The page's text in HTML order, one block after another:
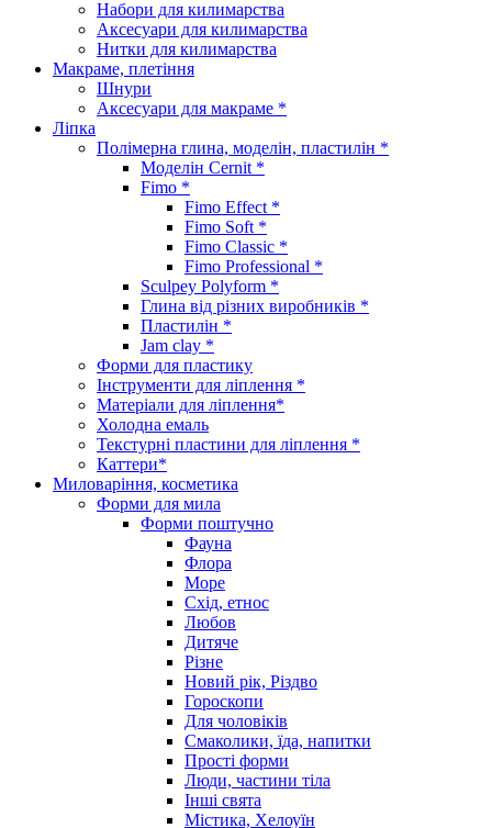
Набори для килимарства
Аксесуари для килимарства
Нитки для килимарства
Макраме, плетіння
Шнури
Аксесуари для макраме *
Ліпка
Полімерна глина, моделін, пластилін *
Моделін Cernit *
Fimo *
Fimo Effect *
Fimo Soft *
Fimo Classic *
Fimo Professional *
Sculpey Polyform *
Глина від різних виробників *
Пластилін *
Jam clay *
Форми для пластику
Інструменти для ліплення *
Матеріали для ліплення*
Холодна емаль
Текстурні пластини для ліплення *
Каттери*
Миловаріння, косметика
Форми для мила
Форми поштучно
Фауна
Флора
Море
Схід, етнос
Любов
Дитяче
Різне
Новий рік, Різдво
Гороскопи
Для чоловіків
Смаколики, їда, напитки
Прості форми
Люди, частини тіла
Інші свята
Містика, Хелоуїн